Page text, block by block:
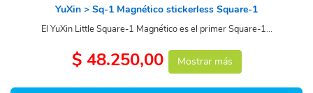
YuXin > Sq-1 Magnético stickerless Square-1
El YuXin Little Square-1 Magnético es el primer Square-1...
$ 48.250,00 Mostrar más